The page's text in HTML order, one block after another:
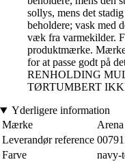
sollys, mens det
beholdere; vask med
væk fra varmekilder.
produktmærke.
for at passe godt på
RENHOLDING
TØRTUMBERT
Yderligere information
Mærke
Arena
Leverandør reference
Farve
navy-